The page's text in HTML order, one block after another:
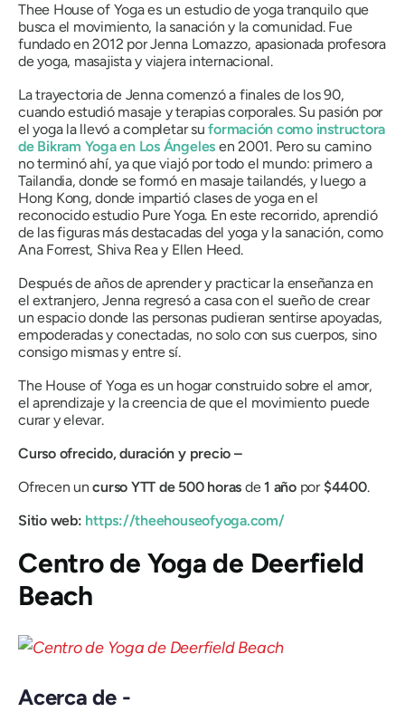
Thee House of Yoga es un estudio de yoga tranquilo que
busca el movimiento, la sanación y la comunidad. Fue
fundado en 2012 por Jenna Lomazzo, apasionada profesora
de yoga, masajista y viajera internacional.
La trayectoria de Jenna comenzó a finales de los 90,
cuando estudió masaje y terapias corporales. Su pasión por
el yoga la llevó a completar suformación como instructora
de Bikram Yoga en Los Ángeles en 2001. Pero su camino
no terminó ahí, ya que viajó por todo el mundo: primero a
Tailandia, donde se formó en masaje tailandés, y luego a
Hong Kong, donde impartió clases de yoga en el
reconocido estudio Pure Yoga. En este recorrido, aprendió
de las figuras más destacadas del yoga y la sanación, como
Ana Forrest, Shiva Rea y Ellen Heed.
Después de años de aprender y practicar la enseñanza en
el extranjero, Jenna regresó a casa con el sueño de crear
un espacio donde las personas pudieran sentirse apoyadas,
empoderadas y conectadas, no solo con sus cuerpos, sino
consigo mismas y entre sí.
The House of Yoga es un hogar construido sobre el amor,
el aprendizaje y la creencia de que el movimiento puede
curar y elevar.
Curso ofrecido, duración y precio –
Ofrecen un curso YTT de 500 horas de1 añopor $4400.
Sitio web: https://theehouseofyoga.com/
Centro de Yoga de Deerfield
Beach
Acerca de -